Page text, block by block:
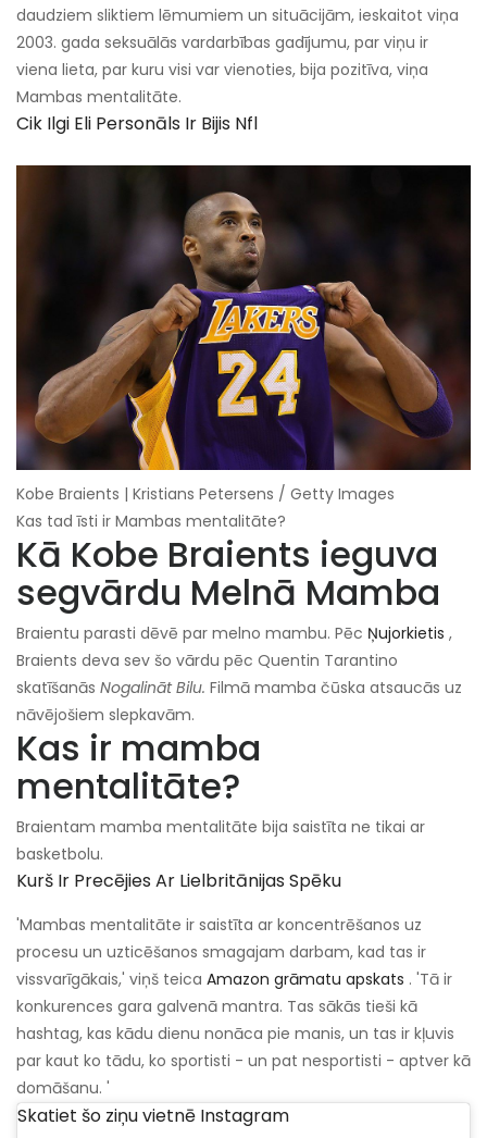
daudziem sliktiem lēmumiem un situācijām, ieskaitot viņa
2003. gada seksuālās vardarbības gadījumu, par viņu ir
viena lieta, par kuru visi var vienoties, bija pozitīva, viņa
Mambas mentalitāte.
Cik Ilgi Eli Personāls Ir Bijis Nfl
Kobe Braients | Kristians Petersens / Getty Images
Kas tad īsti ir Mambas mentalitāte?
Kā Kobe Braients ieguva
segvārdu Melnā Mamba
Braientu parasti dēvē par melno mambu. Pēc Ņujorkietis ,
Braients deva sev šo vārdu pēc Quentin Tarantino
skatīšanās Nogalināt Bilu. Filmā mamba čūska atsaucās uz
nāvējošiem slepkavām.
Kas ir mamba
mentalitāte?
Braientam mamba mentalitāte bija saistīta ne tikai ar
basketbolu.
Kurš Ir Precējies Ar Lielbritānijas Spēku
'Mambas mentalitāte ir saistīta ar koncentrēšanos uz
procesu un uzticēšanos smagajam darbam, kad tas ir
vissvarīgākais,' viņš teica Amazon grāmatu apskats . 'Tā ir
konkurences gara galvenā mantra. Tas sākās tieši kā
hashtag, kas kādu dienu nonāca pie manis, un tas ir kļuvis
par kaut ko tādu, ko sportisti - un pat nesportisti - aptver kā
domāšanu. '
Skatiet šo ziņu vietnē Instagram